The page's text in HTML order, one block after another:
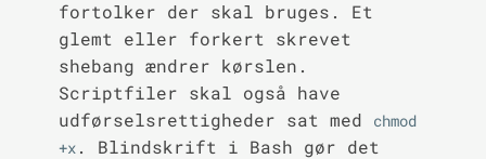
fortolker der skal bruges. Et
glemt eller forkert skrevet
shebang ændrer kørslen.
Scriptfiler skal også have
udførselsrettigheder sat med
chmod
+x. Blindskrift i Bash gør det